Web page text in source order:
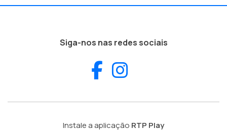
Siga-nos nas redes sociais
Facebook
Instale a aplicação RTP Play